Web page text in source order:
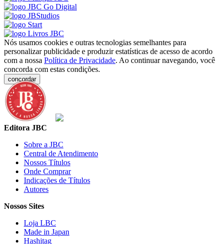
Nós usamos cookies e outras tecnologias semelhantes para
personalizar publicidade e produzir estatísticas de acesso de acordo
com a nossa Política de Privacidade. Ao continuar navegando, você
concorda com estas condições.
concordar
Editora JBC
Sobre a JBC
Central de Atendimento
Nossos Títulos
Onde Comprar
Indicações de Títulos
Autores
Nossos Sites
Loja LBC
Made in Japan
Hashitag